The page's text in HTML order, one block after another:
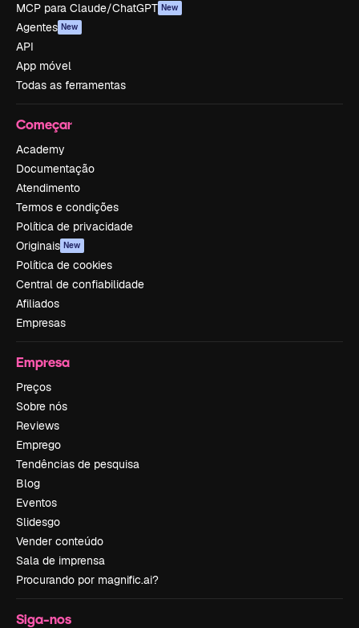
MCP para Claude/ChatGPT New
Agentes New
API
App móvel
Todas as ferramentas
Começar
Academy
Documentação
Atendimento
Termos e condições
Política de privacidade
Originais New
Política de cookies
Central de confiabilidade
Afiliados
Empresas
Empresa
Preços
Sobre nós
Reviews
Emprego
Tendências de pesquisa
Blog
Eventos
Slidesgo
Vender conteúdo
Sala de imprensa
Procurando por magnific.ai?
Siga-nos